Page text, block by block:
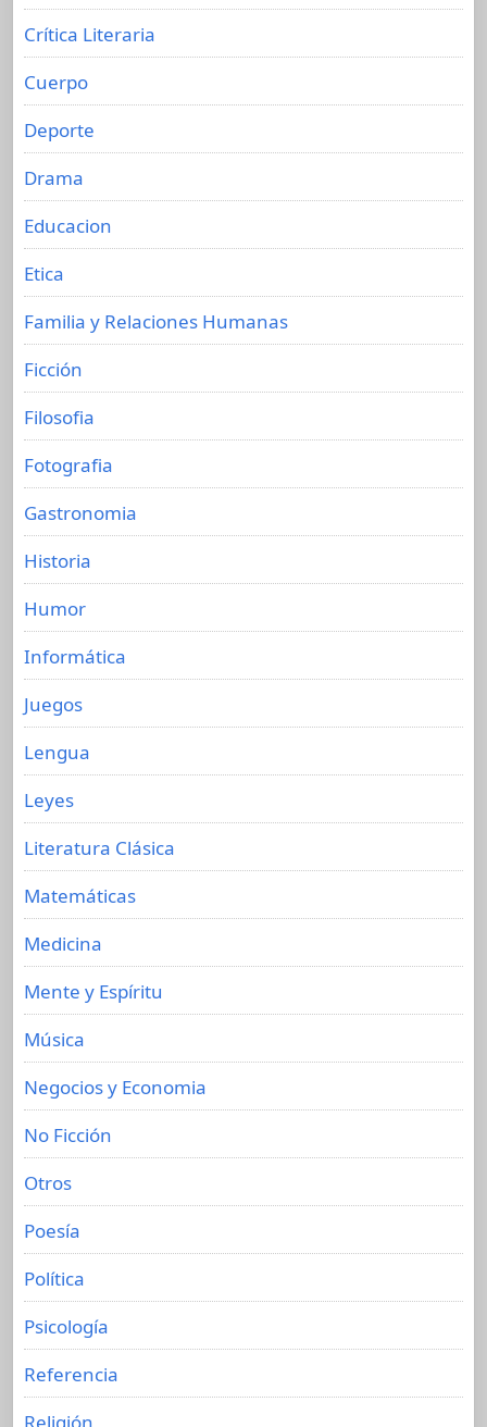
Crítica Literaria
Cuerpo
Deporte
Drama
Educacion
Etica
Familia y Relaciones Humanas
Ficción
Filosofia
Fotografia
Gastronomia
Historia
Humor
Informática
Juegos
Lengua
Leyes
Literatura Clásica
Matemáticas
Medicina
Mente y Espíritu
Música
Negocios y Economia
No Ficción
Otros
Poesía
Política
Psicología
Referencia
Religión